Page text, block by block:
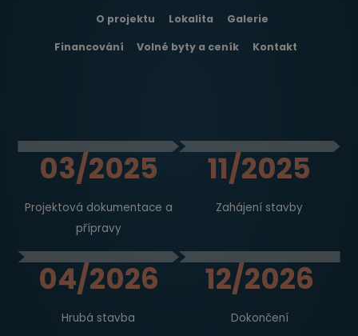
O projektu Lokalita Galerie
Financování Volné byty a ceník Kontakt
03/2025
Projektová dokumentace a
přípravy
11/2025
Zahájení stavby
04/2026
Hrubá stavba
12/2026
Dokončení